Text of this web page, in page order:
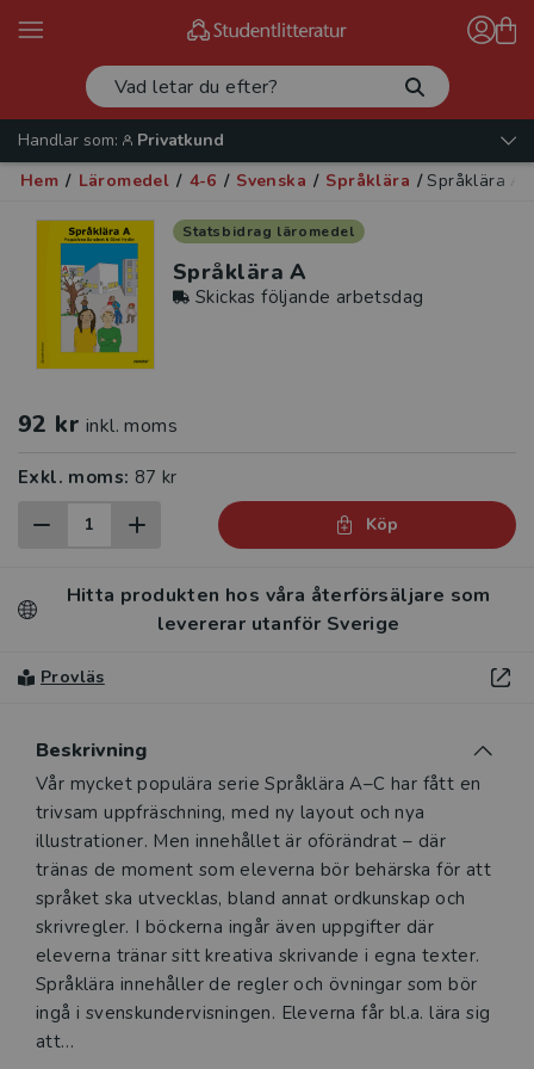
Handlar som:
Privatkund
Hem / Läromedel / 4-6 / Svenska / Språklära / Språklära A
Statsbidrag läromedel
Språklära A
Skickas följande arbetsdag
92 kr inkl. moms
Exkl. moms: 87 kr
Köp
Hitta produkten hos våra återförsäljare som
levererar utanför Sverige
Provläs
Beskrivning
Beskrivning
Vår mycket populära serie Språklära A–C har fått en
trivsam uppfräschning, med ny layout och nya
illustrationer. Men innehållet är oförändrat – där
tränas de moment som eleverna bör behärska för att
språket ska utvecklas, bland annat ordkunskap och
skrivregler. I böckerna ingår även uppgifter där
eleverna tränar sitt kreativa skrivande i egna texter.
Språklära innehåller de regler och övningar som bör
ingå i svenskundervisningen. Eleverna får bl.a. lära sig
att